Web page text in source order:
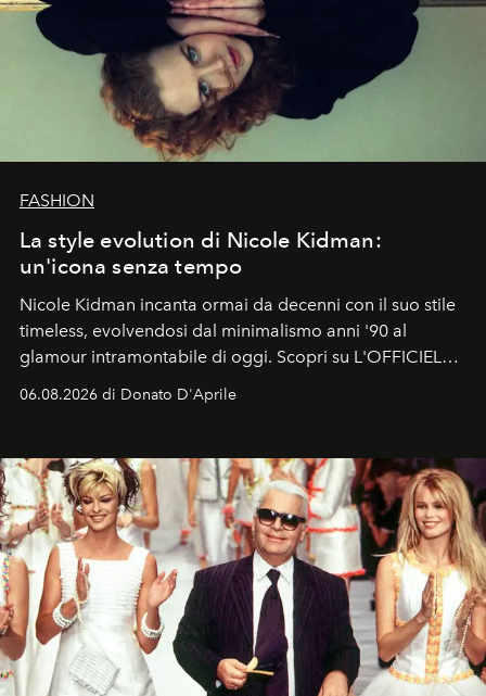
FASHION
La style evolution di Nicole Kidman:
un'icona senza tempo
Nicole Kidman incanta ormai da decenni con il suo stile
timeless, evolvendosi dal minimalismo anni '90 al
glamour intramontabile di oggi. Scopri su L'OFFICIEL
06.08.2026 di Donato D'Aprile